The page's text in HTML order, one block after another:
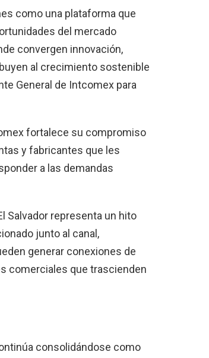
como una plataforma que
del mercado
convergen innovación,
al crecimiento sostenible
General de Intcomex para
fortalece su compromiso
y fabricantes que les
a las demandas
Salvador representa un hito
junto al canal,
generar conexiones de
comerciales que trascienden
consolidándose como